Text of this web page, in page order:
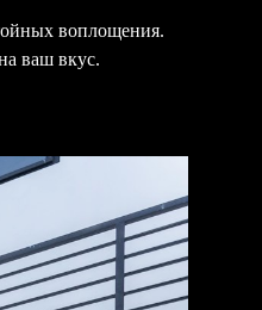
воплощения.
ваш вкус.